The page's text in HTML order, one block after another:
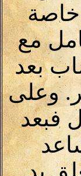
خاصة
مع
بعد
وعلى
فبعد